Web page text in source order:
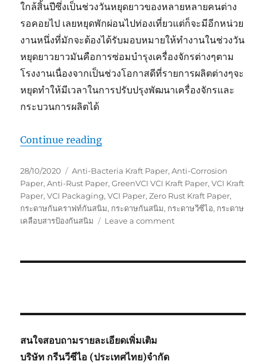
ใกล้สิ้นปีซึ่งเป็นช่วงวันหยุดยาวของหลายหลายคนต่าง
รอคอยไป เลยหยุดพักผ่อนไปท่องเที่ยวแต่ก็จะมีอีกหน่วย
งานหนึ่งที่มักจะต้องได้รับมอบหมายให้ทำงานในช่วงวัน
หยุดยาวยาวมันคือการซ่อมบำรุงเครื่องจักรต่างๆตาม
โรงงานเนื่องจากเป็นช่วงโอกาสดีที่รายการผลิตต่างๆจะ
หยุดทำให้มีเวลาในการปรับปรุงพัฒนาเครื่องจักรและ
กระบวนการผลิตได้
Continue reading“ถุงพลาสติกกันสนิมกับการบำรุงรักษาเ
Posted
on
28/10/2020 Tags
Anti-Bacteria Kraft Paper,Anti-Corrosion
Paper,Anti-Rust Paper,GreenVCI VCI Kraft Paper,VCI Kraft
Paper,VCI Packaging,VCI Paper,Zero Rust Kraft Paper,
กระดาษกันคราฟท์กันสนิม, กระดาษกันสนิม, กระดาษวีซีไอ, กระดาษ
เคลือบสารป้องกันสนิม
Leave a commenton
สนใจสอบถามรายละเอียดเพิ่มเติม
บริษัท กรีนวีซีไอ (ประเทศไทย)จำกัด